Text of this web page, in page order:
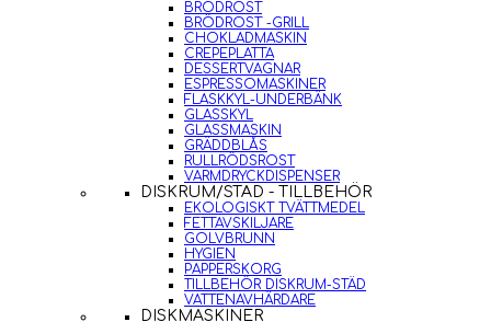
BRÖDROST
BRÖDROST -GRILL
CHOKLADMASKIN
CREPEPLATTA
DESSERTVAGNAR
ESPRESSOMASKINER
FLASKKYL-UNDERBÄNK
GLASSKYL
GLASSMASKIN
GRÄDDBLÅS
RULLRÖDSROST
VARMDRYCKDISPENSER
DISKRUM/STÄD - TILLBEHÖR
EKOLOGISKT TVÄTTMEDEL
FETTAVSKILJARE
GOLVBRUNN
HYGIEN
PAPPERSKORG
TILLBEHÖR DISKRUM-STÄD
VATTENAVHÄRDARE
DISKMASKINER